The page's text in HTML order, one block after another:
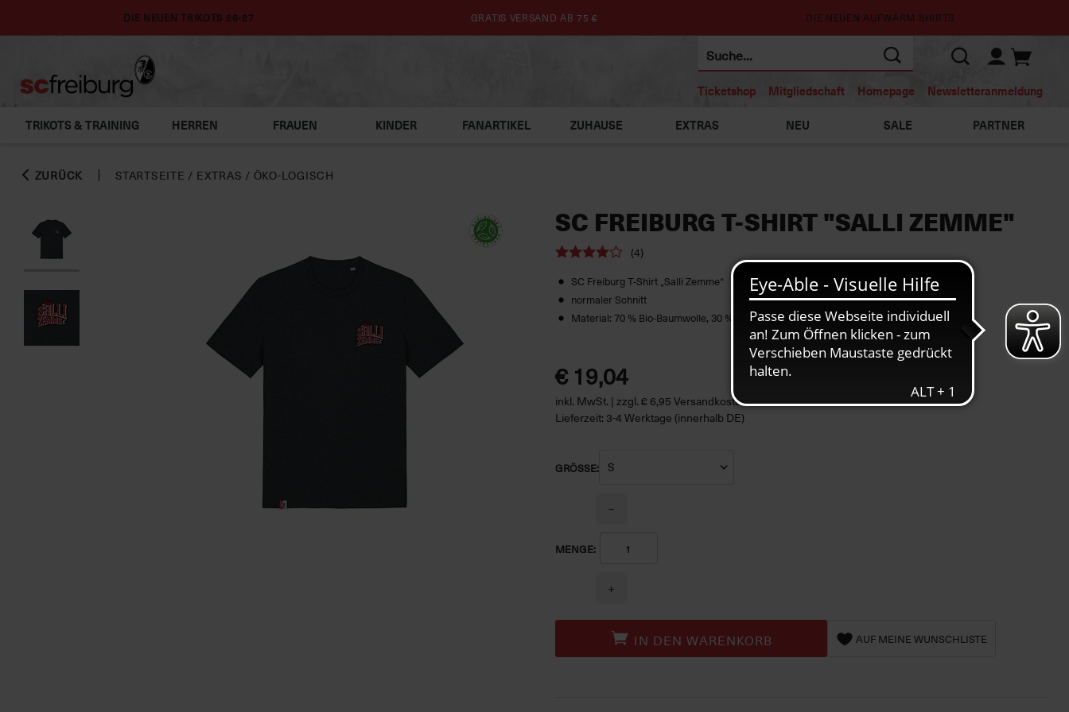
DIE NEUEN TRIKOTS 26-27 GRATIS VERSAND AB 75 € DIE NEUEN AUFWÄRM SHIRTS
Ticketshop Mitgliedschaft Homepage Newsletteranmeldung
TRIKOTS & TRAINING HERREN FRAUEN KINDER FANARTIKEL ZUHAUSE EXTRAS NEU SALE PARTNER
ZURÜCK STARTSEITE / EXTRAS / ÖKO-LOGISCH
SC FREIBURG T-SHIRT "SALLI ZEMME"
(4)
SC Freiburg T-Shirt „Salli Zemme“
normaler Schnitt
Material: 70 % Bio-Baumwolle, 30 % recycelte Baumwolle
€ 19,04
inkl. MwSt. | zzgl. € 6,95 Versandkosten
Lieferzeit: 3-4 Werktage (innerhalb DE)
GRÖSSE:
MENGE:
−
+
IN DEN WARENKORB AUF MEINE WUNSCHLISTE